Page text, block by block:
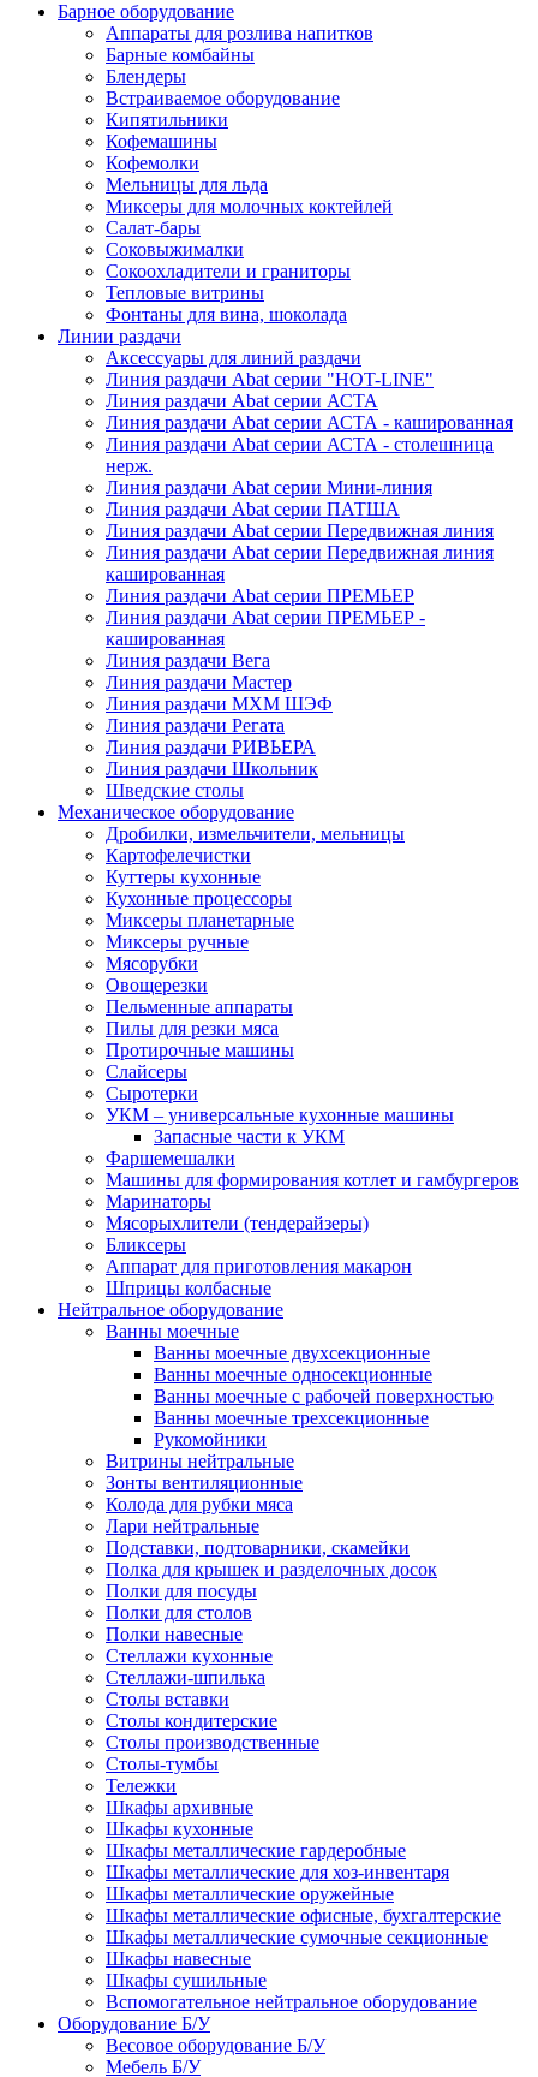
Барное оборудование
Аппараты для розлива напитков
Барные комбайны
Блендеры
Встраиваемое оборудование
Кипятильники
Кофемашины
Кофемолки
Мельницы для льда
Миксеры для молочных коктейлей
Салат-бары
Соковыжималки
Сокоохладители и граниторы
Тепловые витрины
Фонтаны для вина, шоколада
Линии раздачи
Аксессуары для линий раздачи
Линия раздачи Abat серии "HOT-LINE"
Линия раздачи Abat серии АСТА
Линия раздачи Abat серии АСТА - кашированная
Линия раздачи Abat серии АСТА - столешница
нерж.
Линия раздачи Abat серии Мини-линия
Линия раздачи Abat серии ПАТША
Линия раздачи Abat серии Передвижная линия
Линия раздачи Abat серии Передвижная линия
кашированная
Линия раздачи Abat серии ПРЕМЬЕР
Линия раздачи Abat серии ПРЕМЬЕР -
кашированная
Линия раздачи Вега
Линия раздачи Мастер
Линия раздачи МХМ ШЭФ
Линия раздачи Регата
Линия раздачи РИВЬЕРА
Линия раздачи Школьник
Шведские столы
Механическое оборудование
Дробилки, измельчители, мельницы
Картофелечистки
Куттеры кухонные
Кухонные процессоры
Миксеры планетарные
Миксеры ручные
Мясорубки
Овощерезки
Пельменные аппараты
Пилы для резки мяса
Протирочные машины
Слайсеры
Сыротерки
УКМ – универсальные кухонные машины
Запасные части к УКМ
Фаршемешалки
Машины для формирования котлет и гамбургеров
Маринаторы
Мясорыхлители (тендерайзеры)
Бликсеры
Аппарат для приготовления макарон
Шприцы колбасные
Нейтральное оборудование
Ванны моечные
Ванны моечные двухсекционные
Ванны моечные односекционные
Ванны моечные с рабочей поверхностью
Ванны моечные трехсекционные
Рукомойники
Витрины нейтральные
Зонты вентиляционные
Колода для рубки мяса
Лари нейтральные
Подставки, подтоварники, скамейки
Полка для крышек и разделочных досок
Полки для посуды
Полки для столов
Полки навесные
Стеллажи кухонные
Стеллажи-шпилька
Столы вставки
Столы кондитерские
Столы производственные
Столы-тумбы
Тележки
Шкафы архивные
Шкафы кухонные
Шкафы металлические гардеробные
Шкафы металлические для хоз-инвентаря
Шкафы металлические оружейные
Шкафы металлические офисные, бухгалтерские
Шкафы металлические сумочные секционные
Шкафы навесные
Шкафы сушильные
Вспомогательное нейтральное оборудование
Оборудование Б/У
Весовое оборудование Б/У
Мебель Б/У